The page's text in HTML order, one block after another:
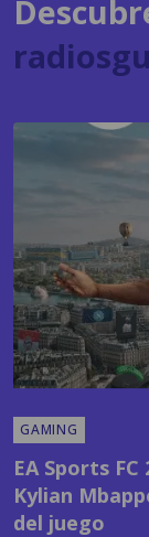
GAMING
EA Sports
Kylian
del juego